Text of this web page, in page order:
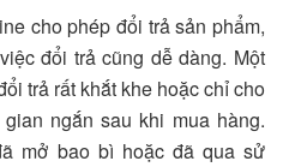
cho phép đổi trả sản phẩm,
đổi trả cũng dễ dàng. Một
trả rất khắt khe hoặc chỉ cho
ngắn sau khi mua hàng.
mở bao bì hoặc đã qua sử